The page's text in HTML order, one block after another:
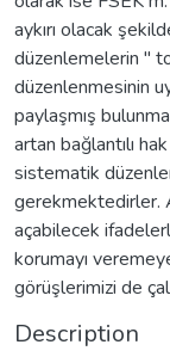
aykırı olacak
düzenlemelerin "
düzenlenmesinin
paylaşmış
artan bağlantılı
sistematik
gerekmektedirler.
açabilecek
korumayı
görüşlerimizi de
Description